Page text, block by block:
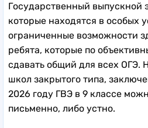
Государственный выпускной
которые находятся в особых
ограниченные возможности
ребята, которые по
сдавать общий для всех ОГЭ.
школ закрытого типа,
2026 году ГВЭ в 9 классе
письменно, либо устно.